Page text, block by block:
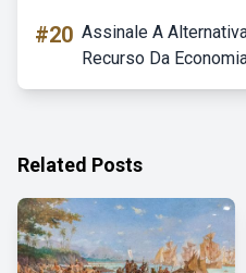
#20 Assinale A
Recurso Da
Related Posts